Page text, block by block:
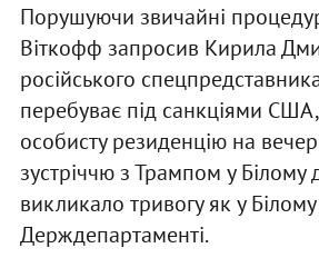
Порушуючи звичайні
Віткофф запросив Кирила
російського
перебуває під санкціями
особисту резиденцію на
зустріччю з Трампом у Білому
викликало тривогу як у Білому
Держдепартаменті.